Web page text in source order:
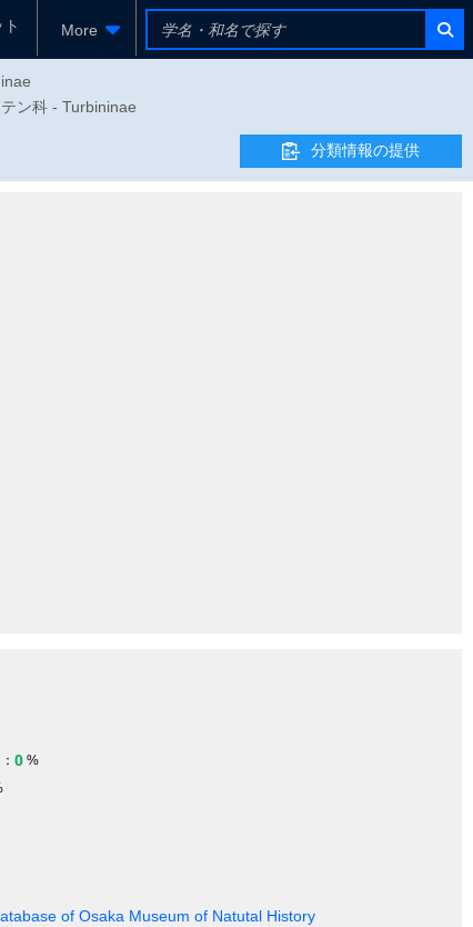
More
ン科 - Turbininae
分類情報の提供
0 %
of Osaka Museum of Natutal History